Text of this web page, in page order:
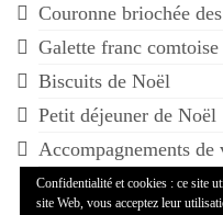
Couronne briochée
Galette franc comtoise
Biscuits de Noël
Petit déjeuner de Noël
Accompagnements de
Confidentialité et cookies : ce site
site Web, vous acceptez leur